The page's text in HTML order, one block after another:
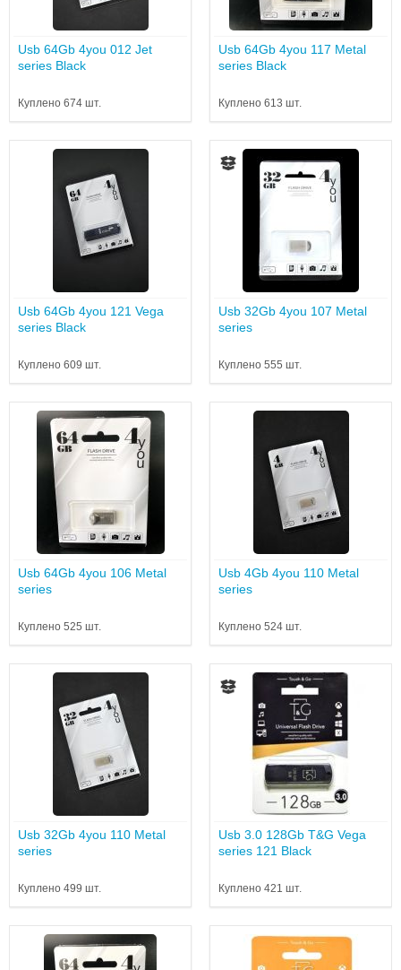
Usb 64Gb 4you 012 Jet
series Black
Куплено 674 шт.
Usb 64Gb 4you 117 Metal
series Black
Куплено 613 шт.
Usb 64Gb 4you 121 Vega
series Black
Куплено 609 шт.
Usb 32Gb 4you 107 Metal
series
Куплено 555 шт.
Usb 64Gb 4you 106 Metal
series
Куплено 525 шт.
Usb 4Gb 4you 110 Metal
series
Куплено 524 шт.
Usb 32Gb 4you 110 Metal
series
Куплено 499 шт.
Usb 3.0 128Gb T&G Vega
series 121 Black
Куплено 421 шт.